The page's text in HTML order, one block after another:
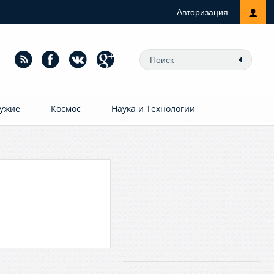
Авторизация
Космос Наука и Технологии